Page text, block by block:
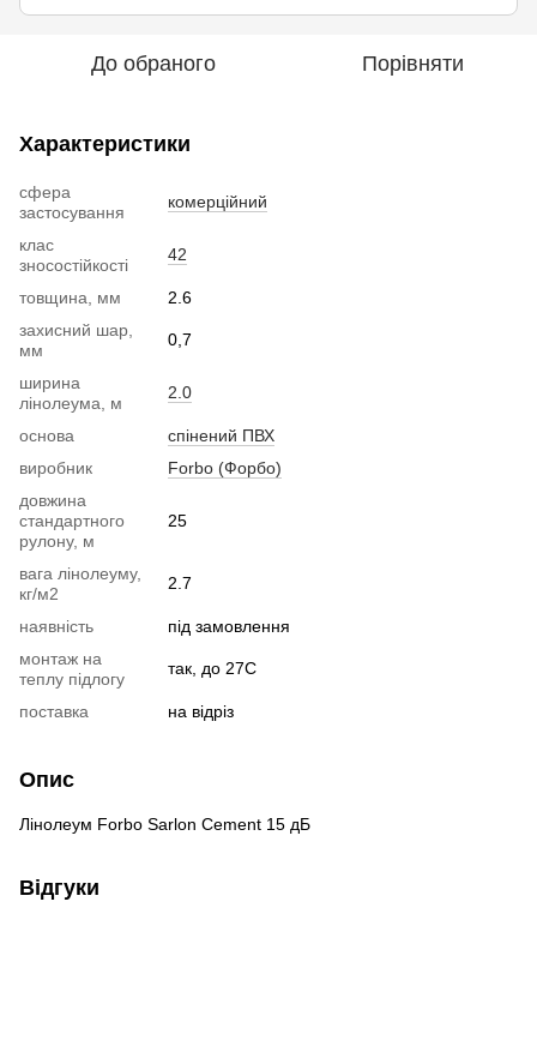
До обраного Порівняти
Характеристики
сфера
застосування
комерційний
клас
зносостійкості
42
товщина, мм
2.6
захисний шар,
мм
0,7
ширина
лінолеума, м
2.0
основа
спінений ПВХ
виробник
Forbo (Форбо)
довжина
стандартного
рулону, м
25
вага лінолеуму,
кг/м2
2.7
наявність
під замовлення
монтаж на
теплу підлогу
так, до 27С
поставка на відріз
Опис
Лінолеум Forbo Sarlon Cement 15 дБ
Відгуки